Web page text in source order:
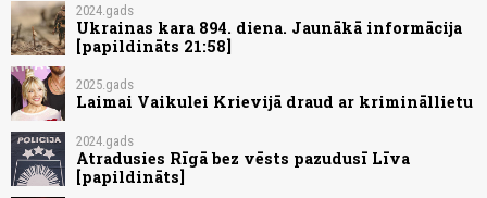
2024.gads
Ukrainas kara 894. diena. Jaunākā informācija
[papildināts 21:58]
2025.gads
Laimai Vaikulei Krievijā draud ar krimināllietu
2024.gads
Atradusies Rīgā bez vēsts pazudusī Līva
[papildināts]